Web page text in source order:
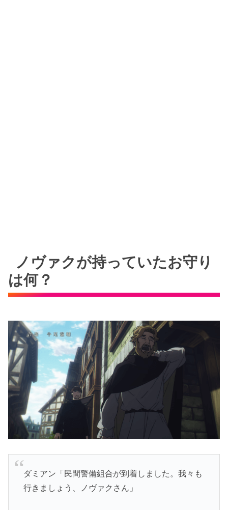
ノヴァクが持っていたお守り
は何？
ダミアン「民間警備組合が到着しました。我々も
行きましょう、ノヴァクさん」